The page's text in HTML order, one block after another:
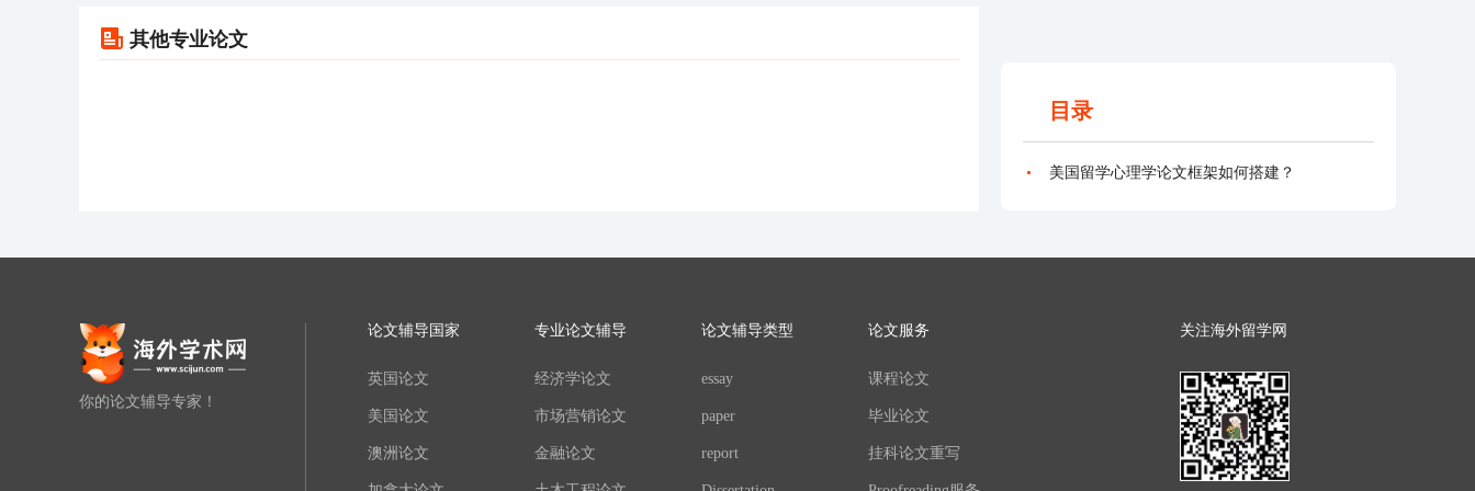
其他专业论文
目录
美国留学心理学论文框架如何搭建？
你的论文辅导专家！
论文辅导国家
英国论文
美国论文
澳洲论文
专业论文辅导
经济学论文
市场营销论文
金融论文
论文辅导类型
essay
paper
report
论文服务
课程论文
毕业论文
挂科论文重写
关注海外留学网